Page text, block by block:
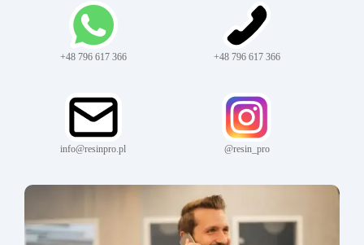
+48 796 617 366 +48 796 617 366
info@resinpro.pl @resin_pro